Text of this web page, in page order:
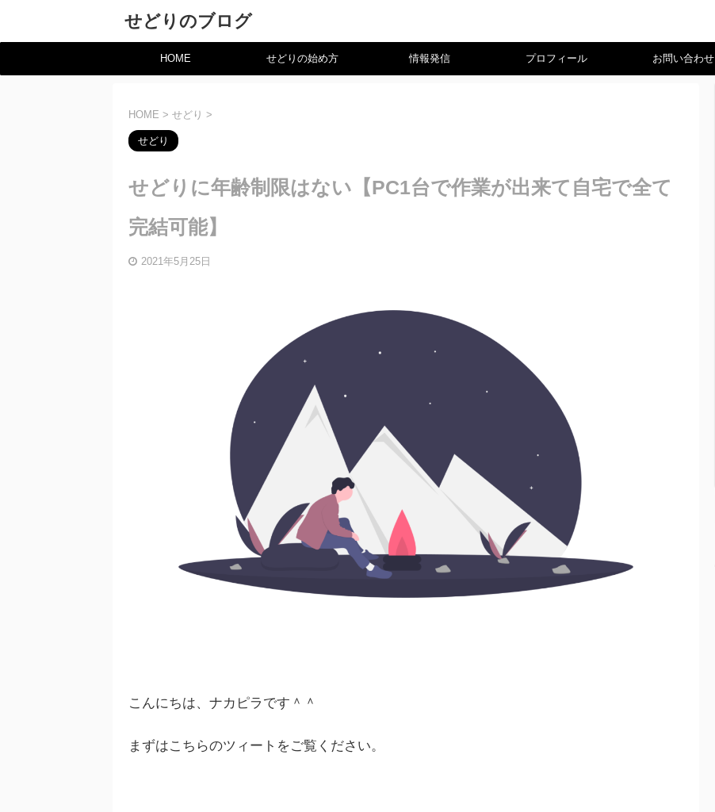
せどりのブログ
HOME せどりの始め方 情報発信 プロフィール お問い合わせ
HOME > せどり >
せどり
せどりに年齢制限はない【PC1台で作業が出来て自宅で全て
完結可能】
2021年5月25日
こんにちは、ナカピラです＾＾
まずはこちらのツィートをご覧ください。